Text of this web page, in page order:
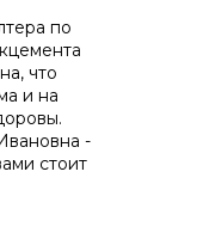
по
что
и на
-
стоит